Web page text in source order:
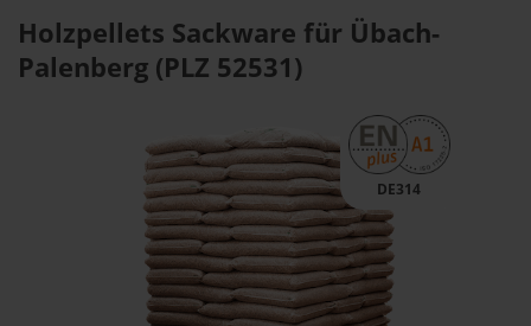
Holzpellets Sackware für Übach-
Palenberg (PLZ 52531)
DE314